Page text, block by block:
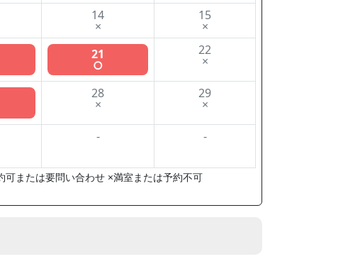
14
×
15
×
21
○
22
×
28
×
29
×
- -
または要問い合わせ ×満室または予約不可